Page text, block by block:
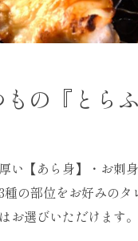
もの『とら
い【あら身】・お刺
種の部位をお好みのタ
お選びいただけます。